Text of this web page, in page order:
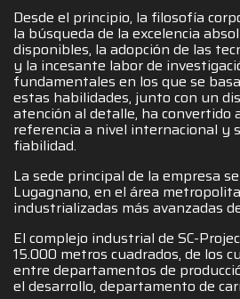
Desde el principio, la filosofía
la búsqueda de la excelencia
disponibles, la adopción de las
y la incesante labor de
fundamentales en los que se
estas habilidades, junto con un
atención al detalle, ha convertido
referencia a nivel internacional y
fiabilidad.
La sede principal de la empresa
Lugagnano, en el área
industrializadas más avanzadas
El complejo industrial de SC-
15.000 metros cuadrados, de los
entre departamentos de
el desarrollo, departamento de